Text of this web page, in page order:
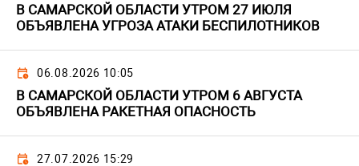
В САМАРСКОЙ ОБЛАСТИ УТРОМ 27 ИЮЛЯ
ОБЪЯВЛЕНА УГРОЗА АТАКИ БЕСПИЛОТНИКОВ
06.08.2026 10:05
В САМАРСКОЙ ОБЛАСТИ УТРОМ 6 АВГУСТА
ОБЪЯВЛЕНА РАКЕТНАЯ ОПАСНОСТЬ
27.07.2026 15:29